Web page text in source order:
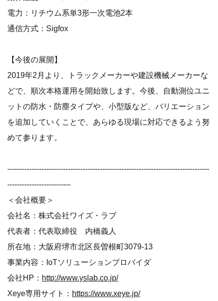
電力：リチウム系単3形一次電池2本
通信方式：Sigfox
【今後の展開】
2019年2月より、トラックメーカーや建設機械メーカーな
どで、順次本格運用を開始致します。今後、自動測位ユニ
ットの防水・防塵タイプや、小型版など、バリエーション
を追加していくことで、あらゆる現場に対応できるよう努
めて参ります。
-----------------------------------------------------------------------------------
--------------------------
＜会社概要＞
会社名：株式会社ワイズ・ラブ
代表者：代表取締役 内橋義人
所在地：大阪府堺市北区長曽根町3079-13
事業内容：IoTソリューションプロバイダ
会社HP： http://www.yslab.co.jp/
Xeye専用サイト： https://www.xeye.jp/